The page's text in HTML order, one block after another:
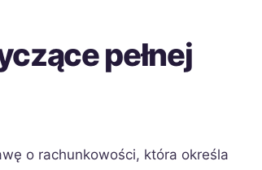
pełnej
o rachunkowości, która określa